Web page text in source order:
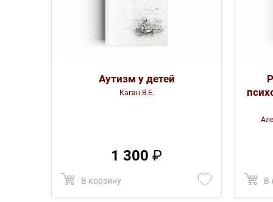
Аутизм у детей
Каган В.Е.
1 300 ₽
В корзину В